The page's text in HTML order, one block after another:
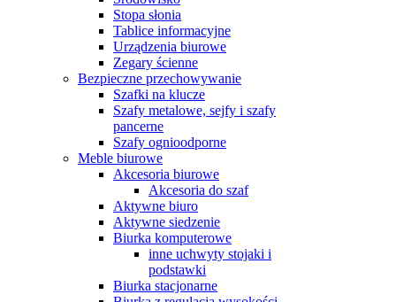
Stopa słonia
Tablice informacyjne
Urządzenia biurowe
Zegary ścienne
Bezpieczne przechowywanie
Szafki na klucze
Szafy metalowe, sejfy i szafy
pancerne
Szafy ognioodporne
Meble biurowe
Akcesoria biurowe
Akcesoria do szaf
Aktywne biuro
Aktywne siedzenie
Biurka komputerowe
inne uchwyty stojaki i
podstawki
Biurka stacjonarne